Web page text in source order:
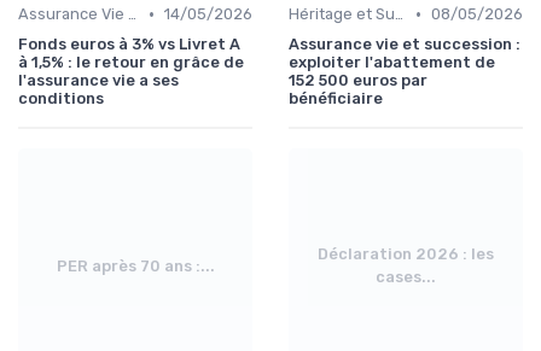
Assurance Vie et Épargne • 14/05/2026
Fonds euros à 3% vs Livret A
à 1,5% : le retour en grâce de
l'assurance vie a ses
conditions
Héritage et Succession • 08/05/2026
Assurance vie et succession :
exploiter l'abattement de
152 500 euros par
bénéficiaire
PER après 70 ans :...
Déclaration 2026 : les
cases...